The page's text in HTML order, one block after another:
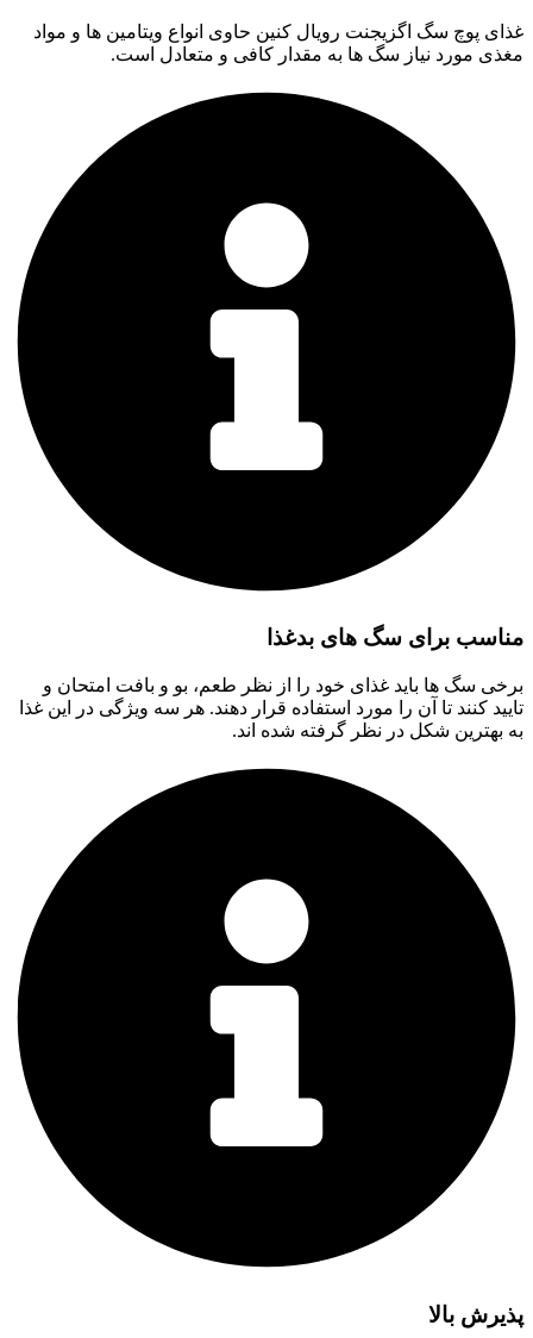
غذای پوچ سگ اگزیجنت رویال کنین حاوی انواع ویتامین ها و مواد
مغذی مورد نیاز سگ ها به مقدار کافی و متعادل است.
مناسب برای سگ های بدغذا
برخی سگ ها باید غذای خود را از نظر طعم، بو و بافت امتحان و
تایید کنند تا آن را مورد استفاده قرار دهند. هر سه ویژگی در این غذا
به بهترین شکل در نظر گرفته شده اند.
پذیرش بالا